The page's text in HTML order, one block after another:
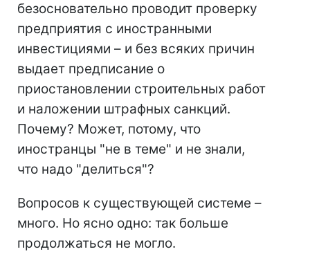
безосновательно проводит проверку
предприятия с иностранными
инвестициями – и без всяких причин
выдает предписание о
приостановлении строительных работ
и наложении штрафных санкций.
Почему? Может, потому, что
иностранцы "не в теме" и не знали,
что надо "делиться"?
Вопросов к существующей системе –
много. Но ясно одно: так больше
продолжаться не могло.